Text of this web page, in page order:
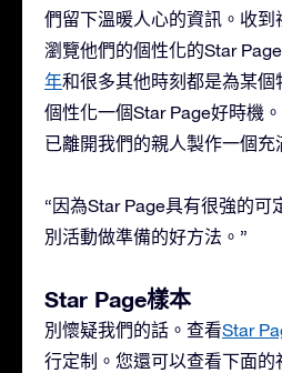
們留下溫暖人心的資訊。收
瀏覽他們的個性化的Star Page
年和很多其他時刻都是為某
個性化一個Star Page好時機
已離開我們的親人製作一個充
“因為Star Page具有很強的可
別活動做準備的好方法。”
Star Page樣本
別懷疑我們的話。查看Star
行定制。您還可以查看下面